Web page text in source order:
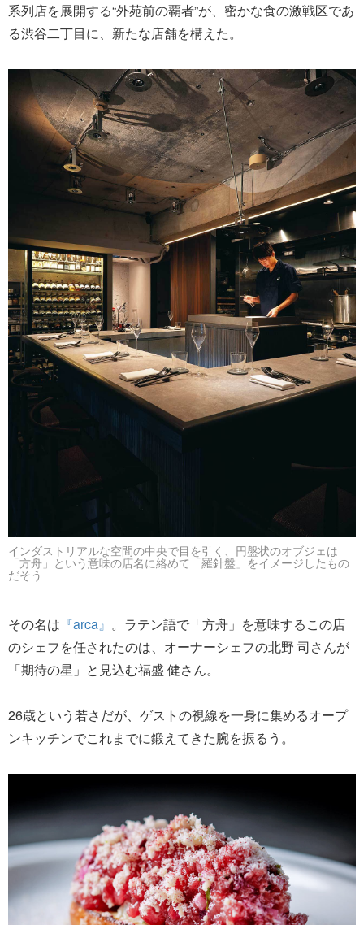
系列店を展開する“外苑前の覇者”が、密かな食の激戦区であ
る渋谷二丁目に、新たな店舗を構えた。
インダストリアルな空間の中央で目を引く、円盤状のオブジェは
「方舟」という意味の店名に絡めて「羅針盤」をイメージしたもの
だそう
その名は 『arca』 。ラテン語で「方舟」を意味するこの店
のシェフを任されたのは、オーナーシェフの北野 司さんが
「期待の星」と見込む福盛 健さん。
26歳という若さだが、ゲストの視線を一身に集めるオープ
ンキッチンでこれまでに鍛えてきた腕を振るう。